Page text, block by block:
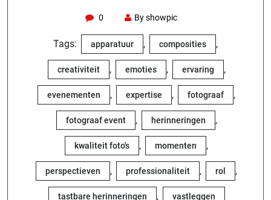
0 By showpic
Tags: apparatuur , composities ,
creativiteit , emoties , ervaring ,
evenementen , expertise , fotograaf ,
fotograaf event , herinneringen ,
kwaliteit foto's , momenten ,
perspectieven , professionaliteit , rol ,
tastbare herinneringen , vastleggen